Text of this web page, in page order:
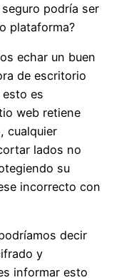
podría ser
plataforma?
echar un buen
de escritorio
es
web retiene
cualquier
lados no
su
incorrecto con
decir
y
informar esto